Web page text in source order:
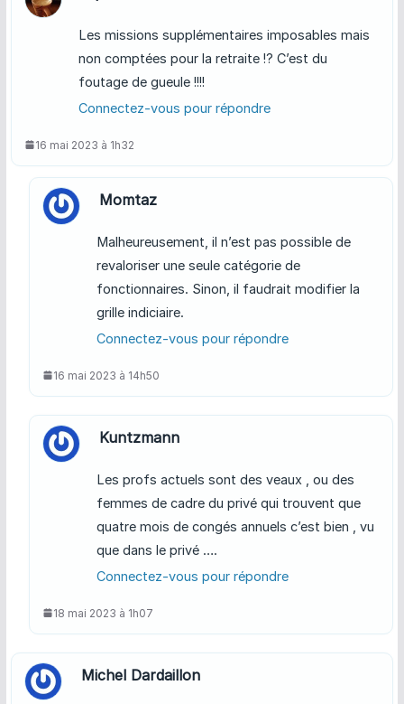
Les missions supplémentaires imposables mais
non comptées pour la retraite !? C’est du
foutage de gueule !!!!
Connectez-vous pour répondre
16 mai 2023 à 1h32
Momtaz
Malheureusement, il n’est pas possible de
revaloriser une seule catégorie de
fonctionnaires. Sinon, il faudrait modifier la
grille indiciaire.
Connectez-vous pour répondre
16 mai 2023 à 14h50
Kuntzmann
Les profs actuels sont des veaux , ou des
femmes de cadre du privé qui trouvent que
quatre mois de congés annuels c’est bien , vu
que dans le privé ….
Connectez-vous pour répondre
18 mai 2023 à 1h07
Michel Dardaillon